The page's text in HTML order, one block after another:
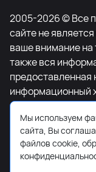
2005-2026 © Все
сайте не
ваше внимание на
также вся
предоставленная
информационный
является
положениями
Российской
информации о
товаров и (или)
Мы используем
сайта, Вы
файлов cookie,